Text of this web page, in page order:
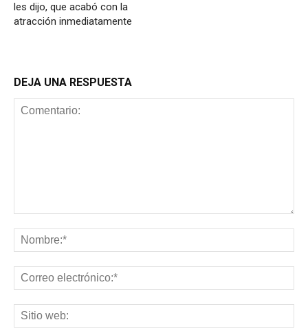
les dijo, que acabó con la
atracción inmediatamente
DEJA UNA RESPUESTA